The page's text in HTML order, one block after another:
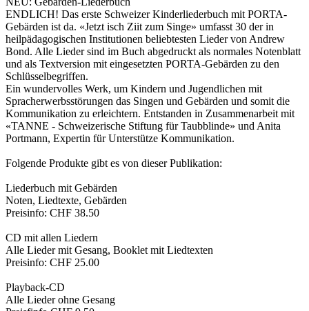
ENDLICH! Das erste Schweizer Kinderliederbuch mit PORTA-
Gebärden ist da. «Jetzt isch Ziit zum Singe» umfasst 30 der in
heilpädagogischen Institutionen beliebtesten Lieder von Andrew
Bond. Alle Lieder sind im Buch abgedruckt als normales Notenblatt
und als Textversion mit eingesetzten PORTA-Gebärden zu den
Schlüsselbegriffen.
Ein wundervolles Werk, um Kindern und Jugendlichen mit
Spracherwerbsstörungen das Singen und Gebärden und somit die
Kommunikation zu erleichtern. Entstanden in Zusammenarbeit mit
«TANNE - Schweizerische Stiftung für Taubblinde» und Anita
Portmann, Expertin für Unterstütze Kommunikation.
Folgende Produkte gibt es von dieser Publikation:
Liederbuch mit Gebärden
Noten, Liedtexte, Gebärden
Preisinfo: CHF 38.50
CD mit allen Liedern
Alle Lieder mit Gesang, Booklet mit Liedtexten
Preisinfo: CHF 25.00
Playback-CD
Alle Lieder ohne Gesang